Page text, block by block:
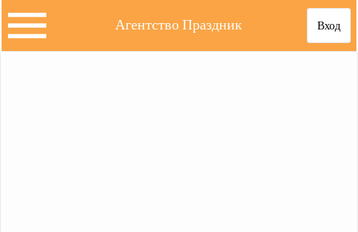
Вход
Агентство Праздник